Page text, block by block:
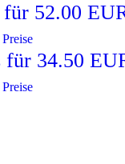
52.00
34.50